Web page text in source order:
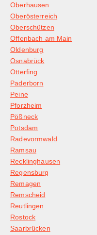
Oberhausen
Oberösterreich
Oberschützen
Offenbach am Main
Oldenburg
Osnabrück
Otterfing
Paderborn
Peine
Pforzheim
Pößneck
Potsdam
Radevormwald
Ramsau
Recklinghausen
Regensburg
Remagen
Remscheid
Reutlingen
Rostock
Saarbrücken